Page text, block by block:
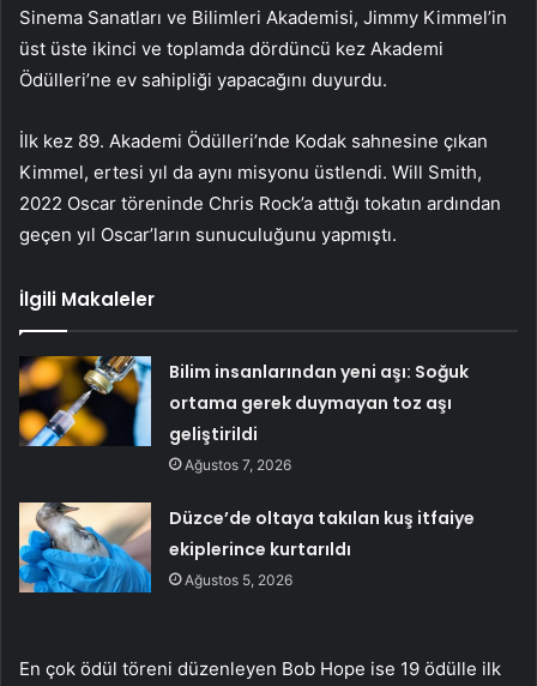
Sinema Sanatları ve Bilimleri Akademisi, Jimmy Kimmel’in
üst üste ikinci ve toplamda dördüncü kez Akademi
Ödülleri’ne ev sahipliği yapacağını duyurdu.
İlk kez 89. Akademi Ödülleri’nde Kodak sahnesine çıkan
Kimmel, ertesi yıl da aynı misyonu üstlendi. Will Smith,
2022 Oscar töreninde Chris Rock’a attığı tokatın ardından
geçen yıl Oscar’ların sunuculuğunu yapmıştı.
İlgili Makaleler
Bilim insanlarından yeni aşı: Soğuk
ortama gerek duymayan toz aşı
geliştirildi
Ağustos 7, 2026
Düzce’de oltaya takılan kuş itfaiye
ekiplerince kurtarıldı
Ağustos 5, 2026
En çok ödül töreni düzenleyen Bob Hope ise 19 ödülle ilk